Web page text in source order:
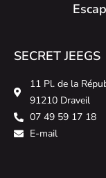
SECRET JEEGS
11 Pl. de la
91210 Draveil
07 49 59 17 18
E-mail